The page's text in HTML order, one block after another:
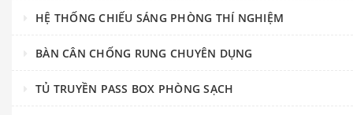
HỆ THỐNG CHIẾU SÁNG PHÒNG THÍ NGHIỆM
BÀN CÂN CHỐNG RUNG CHUYÊN DỤNG
TỦ TRUYỀN PASS BOX PHÒNG SẠCH